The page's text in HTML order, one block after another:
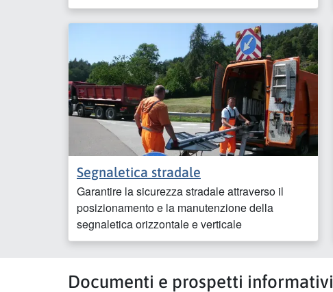
Segnaletica stradale
Garantire la sicurezza stradale attraverso il
posizionamento e la manutenzione della
segnaletica orizzontale e verticale
Documenti e prospetti informativi